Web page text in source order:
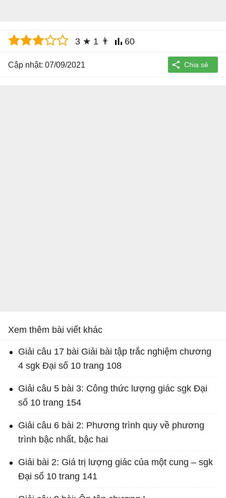
3 ★ 1 👨 60
Cập nhật: 07/09/2021
Xem thêm bài viết khác
Giải câu 17 bài Giải bài tập trắc nghiệm chương
4 sgk Đại số 10 trang 108
Giải câu 5 bài 3: Công thức lượng giác sgk Đại
số 10 trang 154
Giải câu 6 bài 2: Phương trình quy về phương
trình bậc nhất, bậc hai
Giải bài 2: Giá trị lượng giác của một cung – sgk
Đại số 10 trang 141